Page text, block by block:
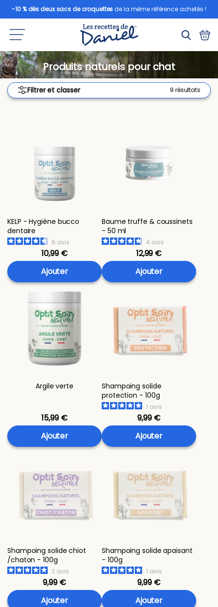
-10 % dès deux sacs de croquettesde la même référence achetés !
Produits naturels pour chat
Filtrer et classer 9 résultats
KELP - Hygiène bucco
dentaire
6 avis
10,99 €
Ajouter
Baume truffe & coussinets
- 50 ml
4 avis
12,99 €
Ajouter
Argile verte
15,99 €
Ajouter
Shampoing solide
protection - 100g
1 avis
9,99 €
Ajouter
Shampoing solide chiot
/chaton - 100g
2 avis
9,99 €
Ajouter
Shampoing solide apaisant
- 100g
1 avis
9,99 €
Ajouter